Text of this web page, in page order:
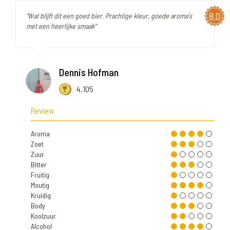
8,0
"Wat blijft dit een goed bier. Prachtige kleur, goede aroma's
met een heerlijke smaak"
Dennis Hofman
4.105
Review
Aroma
Zoet
Zuur
Bitter
Fruitig
Moutig
Kruidig
Body
Koolzuur
Alcohol